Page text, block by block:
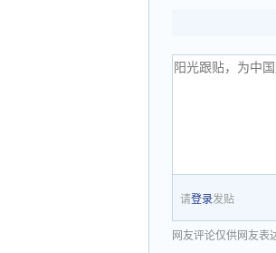
请登录发贴
网友评论仅供网友表